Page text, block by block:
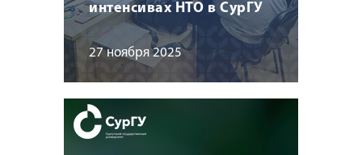
интенсивах НТО в СурГУ
27 ноября 2025